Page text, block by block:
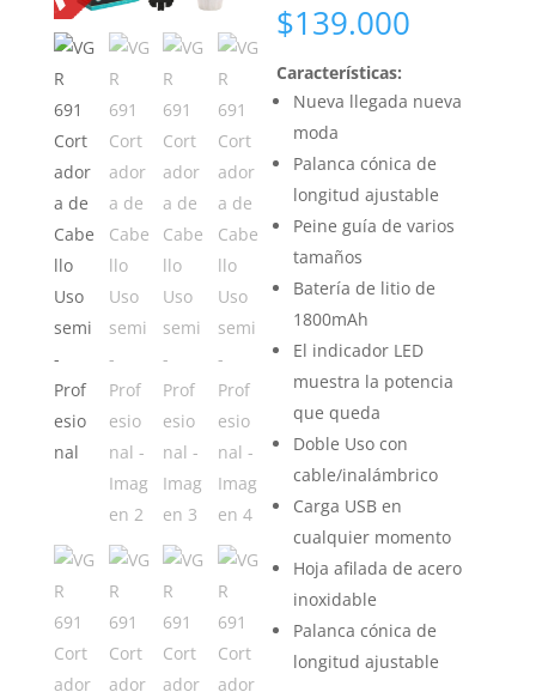
$139.000
Características:
Nueva llegada nueva
moda
Palanca cónica de
longitud ajustable
Peine guía de varios
tamaños
Batería de litio de
1800mAh
El indicador LED
muestra la potencia
que queda
Doble Uso con
cable/inalámbrico
Carga USB en
cualquier momento
Hoja afilada de acero
inoxidable
Palanca cónica de
longitud ajustable